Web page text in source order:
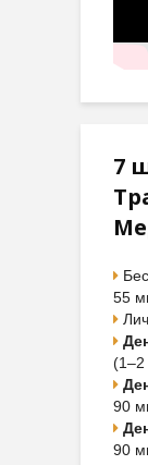
7
55
(1–2
90
90